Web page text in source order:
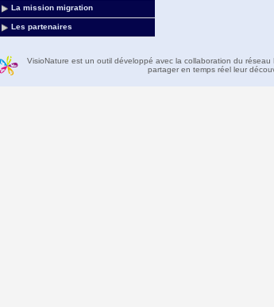
La mission migration
Les partenaires
VisioNature est un outil développé avec la collaboration du
partager en temps réel leur